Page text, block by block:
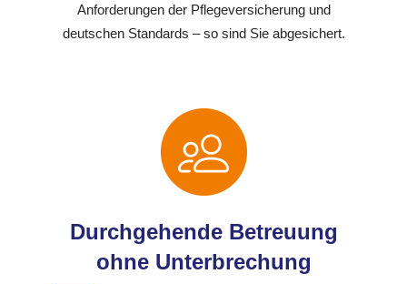
Anforderungen der Pflegeversicherung und
deutschen Standards – so sind Sie abgesichert.
Durchgehende Betreuung
ohne Unterbrechung